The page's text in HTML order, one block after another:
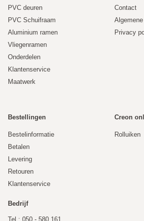
Alle reviews
Prijzen worden altijd inclusief BTW
verzendkosten. In de winkelwagen
inclusief verzendkosten getoond.
PVC deuren
PVC Schuifraam
Aluminium ramen
Vliegenramen
Onderdelen
Klantenservice
Maatwerk
Contact
Privacy
Bestellingen
Bestelinformatie
Betalen
Levering
Retouren
Klantenservice
Creon
Rolluiken
Bedrijf
Tel.: 050 - 580 161